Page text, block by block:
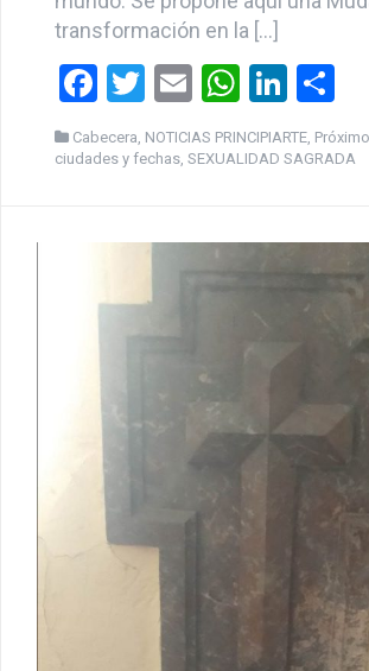
a
ce
b
o
o
wi
tt
er
m
ail
h
at
s
A
p
n
dI
n
o
ar
tir
Cabecera,NOTICIAS PRINCIPIARTE
SEXUALIDAD SAGRADA